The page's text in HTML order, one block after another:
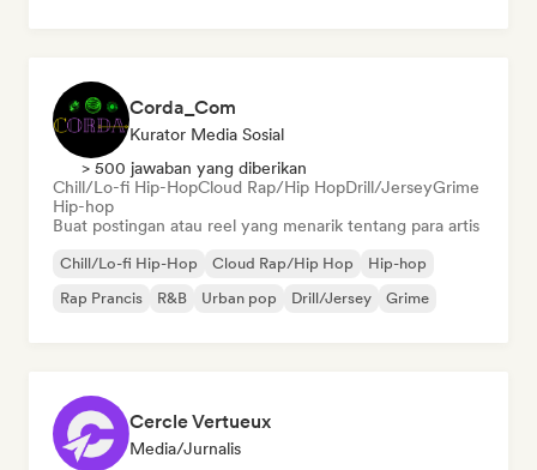
Corda_Com
Kurator Media Sosial
> 500 jawaban yang diberikan
Chill/Lo-fi Hip-HopCloud Rap/Hip HopDrill/JerseyGrime
Hip-hop
Buat postingan atau reel yang menarik tentang para artis
Chill/Lo-fi Hip-Hop Cloud Rap/Hip Hop
Hip-hop
Rap Prancis
R&B Urban pop Drill/Jersey Grime
Cercle Vertueux
Media/Jurnalis